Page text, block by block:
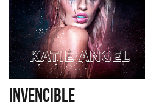
INVENCIBLE